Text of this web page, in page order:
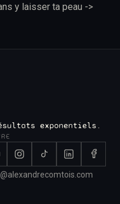
y laisser ta peau ->
exponentiels.